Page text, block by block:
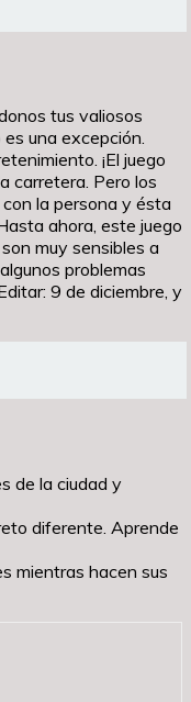
tus valiosos
una excepción.
¡El juego
carretera. Pero los
la persona y ésta
ahora, este juego
muy sensibles a
problemas
9 de diciembre, y
de la ciudad y
diferente. Aprende
mientras hacen sus